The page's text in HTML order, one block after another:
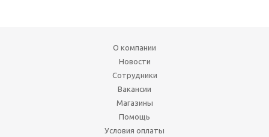
О компании
Новости
Сотрудники
Вакансии
Магазины
Помощь
Условия оплаты